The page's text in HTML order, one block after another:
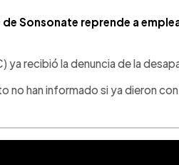
Sonsonate reprende a
ya recibió la denuncia de la
no han informado si ya dieron